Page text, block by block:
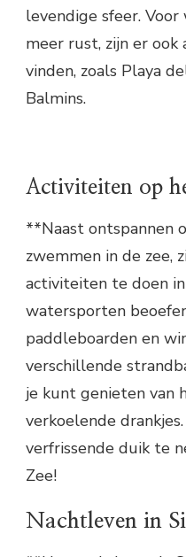
levendige sfeer.
meer rust, zijn er
vinden, zoals Playa
Balmins.
Activiteiten op
**Naast ontspannen
zwemmen in de zee,
activiteiten te doen
watersporten
paddleboarden en
verschillende
je kunt genieten van
verkoelende
verfrissende duik te
Zee!
Nachtleven in